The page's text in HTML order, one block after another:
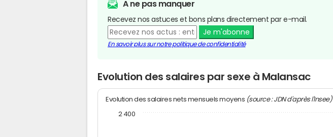
A ne pas manquer
Recevez nos astuces et bons plans directement par e-mail.
Je m'abonne
En savoir plus sur notre politique de confidentialité
Evolution des salaires par sexe à Malansac
Evolution des salaires nets mensuels moyens (source : JDN d'après l'Insee)
2 400